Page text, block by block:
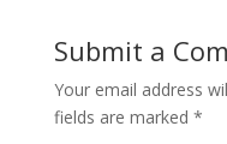
Submit a
Your email address
fields are marked *